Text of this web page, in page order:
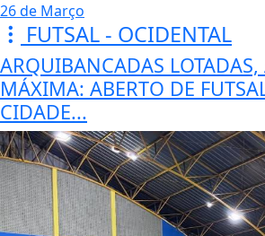
26 de Março
FUTSAL - OCIDENTAL
ARQUIBANCADAS
MÁXIMA: ABERTO DE
CIDADE...